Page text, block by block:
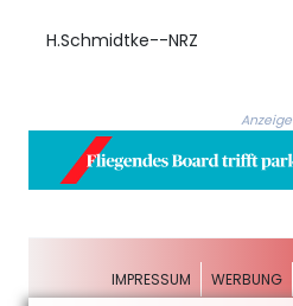
H.Schmidtke--NRZ
Anzeige
IMPRESSUM WERBUNG